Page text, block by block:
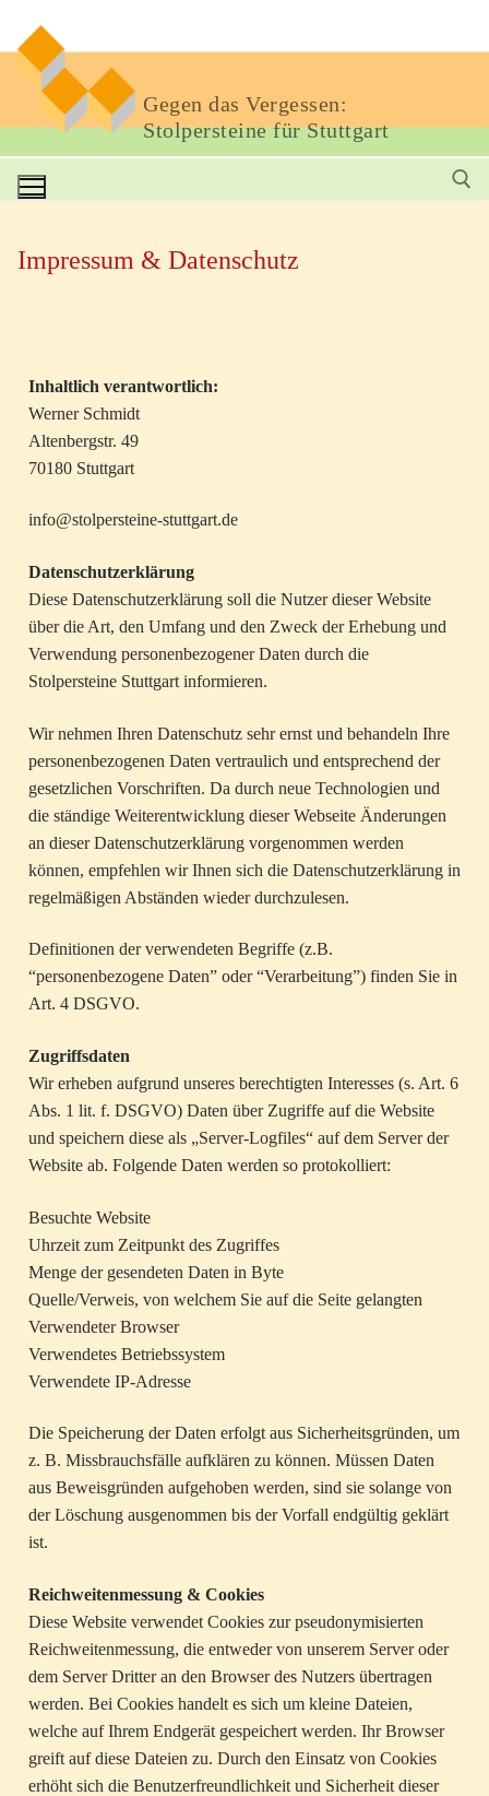
Gegen das Vergessen:
Stolpersteine für Stuttgart
Impressum & Datenschutz
Inhaltlich verantwortlich:
Werner Schmidt
Altenbergstr. 49
70180 Stuttgart
info@stolpersteine-stuttgart.de
Datenschutzerklärung
Diese Datenschutzerklärung soll die Nutzer dieser Website
über die Art, den Umfang und den Zweck der Erhebung und
Verwendung personenbezogener Daten durch die
Stolpersteine Stuttgart informieren.
Wir nehmen Ihren Datenschutz sehr ernst und behandeln Ihre
personenbezogenen Daten vertraulich und entsprechend der
gesetzlichen Vorschriften. Da durch neue Technologien und
die ständige Weiterentwicklung dieser Webseite Änderungen
an dieser Datenschutzerklärung vorgenommen werden
können, empfehlen wir Ihnen sich die Datenschutzerklärung in
regelmäßigen Abständen wieder durchzulesen.
Definitionen der verwendeten Begriffe (z.B.
“personenbezogene Daten” oder “Verarbeitung”) finden Sie in
Art. 4 DSGVO.
Zugriffsdaten
Wir erheben aufgrund unseres berechtigten Interesses (s. Art. 6
Abs. 1 lit. f. DSGVO) Daten über Zugriffe auf die Website
und speichern diese als „Server-Logfiles“ auf dem Server der
Website ab. Folgende Daten werden so protokolliert:
Besuchte Website
Uhrzeit zum Zeitpunkt des Zugriffes
Menge der gesendeten Daten in Byte
Quelle/Verweis, von welchem Sie auf die Seite gelangten
Verwendeter Browser
Verwendetes Betriebssystem
Verwendete IP-Adresse
Die Speicherung der Daten erfolgt aus Sicherheitsgründen, um
z. B. Missbrauchsfälle aufklären zu können. Müssen Daten
aus Beweisgründen aufgehoben werden, sind sie solange von
der Löschung ausgenommen bis der Vorfall endgültig geklärt
ist.
Reichweitenmessung & Cookies
Diese Website verwendet Cookies zur pseudonymisierten
Reichweitenmessung, die entweder von unserem Server oder
dem Server Dritter an den Browser des Nutzers übertragen
werden. Bei Cookies handelt es sich um kleine Dateien,
welche auf Ihrem Endgerät gespeichert werden. Ihr Browser
greift auf diese Dateien zu. Durch den Einsatz von Cookies
erhöht sich die Benutzerfreundlichkeit und Sicherheit dieser